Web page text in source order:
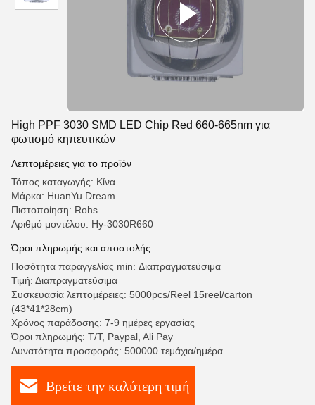
High PPF 3030 SMD LED Chip Red 660-665nm για
φωτισμό κηπευτικών
Λεπτομέρειες για το προϊόν
Τόπος καταγωγής: Κίνα
Μάρκα: HuanYu Dream
Πιστοποίηση: Rohs
Αριθμό μοντέλου: Hy-3030R660
Όροι πληρωμής και αποστολής
Ποσότητα παραγγελίας min: Διαπραγματεύσιμα
Τιμή: Διαπραγματεύσιμα
Συσκευασία λεπτομέρειες: 5000pcs/Reel 15reel/carton
(43*41*28cm)
Χρόνος παράδοσης: 7-9 ημέρες εργασίας
Όροι πληρωμής: T/T, Paypal, Ali Pay
Δυνατότητα προσφοράς: 500000 τεμάχια/ημέρα
Βρείτε την καλύτερη τιμή